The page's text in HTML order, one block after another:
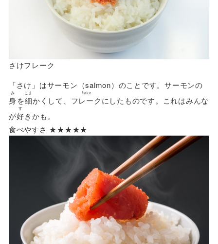
さけフレーク
「さけ」はサーモン（salmon）のことです。サーモンの
身
み
を細
こま
かくして、 フレーク
flake
にしたものです。これはみんな
が好
す
きかも。
食べやすさ ★★★★★